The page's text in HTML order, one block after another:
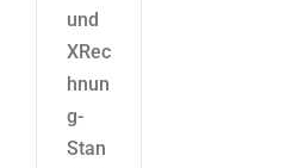
und
XRec
hnun
g-
Stan